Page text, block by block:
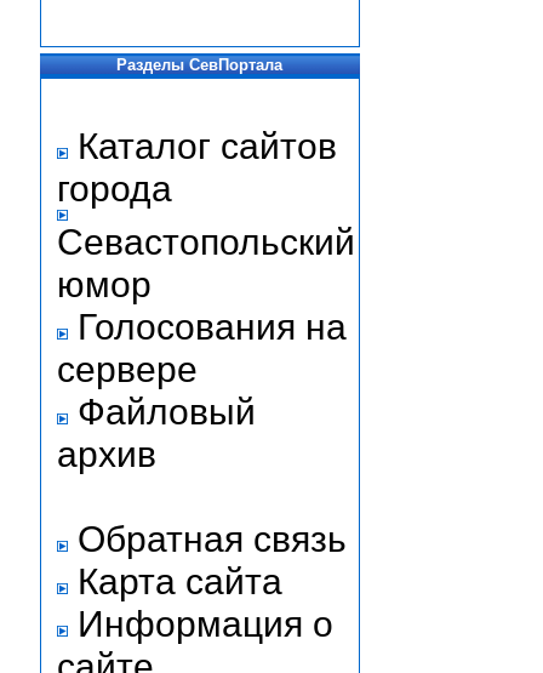
Разделы СевПортала
Каталог сайтов
города
Севастопольский
юмор
Голосования на
сервере
Файловый
архив
Обратная связь
Карта сайта
Информация о